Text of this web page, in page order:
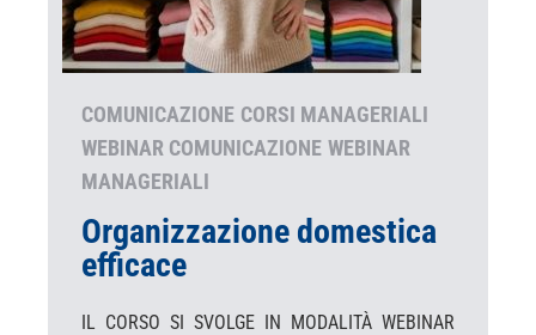
COMUNICAZIONE CORSI MANAGERIALI
WEBINAR COMUNICAZIONE WEBINAR
MANAGERIALI
Organizzazione domestica
efficace
IL CORSO SI SVOLGE IN MODALITÀ WEBINAR